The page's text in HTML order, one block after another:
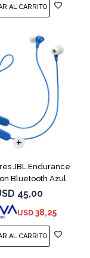
JBL Endurance
Bluetooth Azul
45,00
USD 38,25